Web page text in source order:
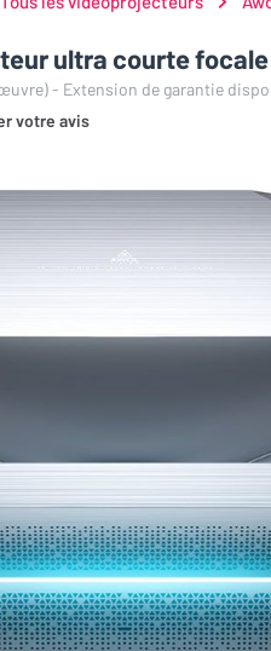
ultra courte
- Extension de garantie
votre avis